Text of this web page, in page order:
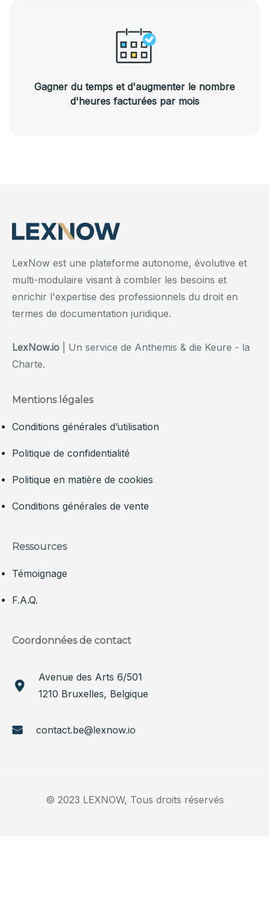
Gagner du temps et d'augmenter le nombre
d'heures facturées par mois
LexNow est une plateforme autonome, évolutive et
multi-modulaire visant à combler les besoins et
enrichir l'expertise des professionnels du droit en
termes de documentation juridique.
LexNow.io | Un service de Anthemis & die Keure - la
Charte.
Mentions légales
Conditions générales d’utilisation
Politique de confidentialité
Politique en matière de cookies
Conditions générales de vente
Ressources
Témoignage
F.A.Q.
Coordonnées de contact
Avenue des Arts 6/501
1210 Bruxelles, Belgique
contact.be@lexnow.io
© 2023 LEXNOW, Tous droits réservés